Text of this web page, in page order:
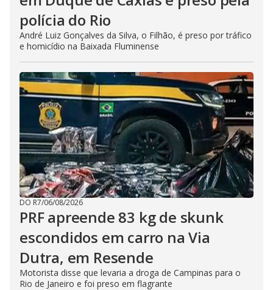
polícia do Rio
André Luiz Gonçalves da Silva, o Filhão, é preso por tráfico
e homicídio na Baixada Fluminense
DO R7/06/08/2026
PRF apreende 83 kg de skunk
escondidos em carro na Via
Dutra, em Resende
Motorista disse que levaria a droga de Campinas para o
Rio de Janeiro e foi preso em flagrante